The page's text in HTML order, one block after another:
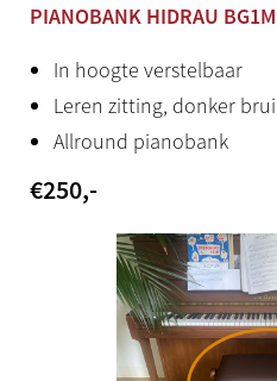
PIANOBANK HIDRAU
In hoogte verstelbaar
Leren zitting, donker
Allround pianobank
€250,-